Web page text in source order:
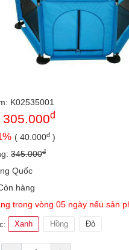
K02535001
305.000đ
% ( 40.000đ )
345.000đ
Quốc
hàng
trong vòng 05 ngày nếu sản
Xanh Hồng Đỏ